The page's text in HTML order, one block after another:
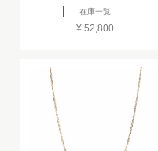
在庫一覧
¥ 52,800